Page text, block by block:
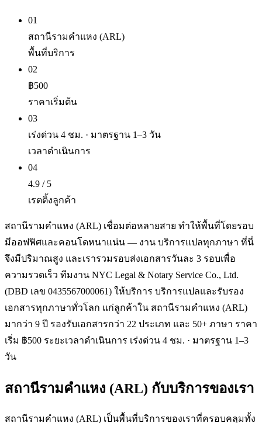
01
สถานีรามคำแหง (ARL)
พื้นที่บริการ
02
฿500
ราคาเริ่มต้น
03
เร่งด่วน 4 ชม. · มาตรฐาน 1–3 วัน
เวลาดำเนินการ
04
4.9 / 5
เรตติ้งลูกค้า
สถานีรามคำแหง (ARL) เชื่อมต่อหลายสาย ทำให้พื้นที่โดยรอบ
มีออฟฟิศและคอนโดหนาแน่น — งาน บริการแปลทุกภาษา ที่นี่
จึงมีปริมาณสูง และเรารวมรอบส่งเอกสารวันละ 3 รอบเพื่อ
ความรวดเร็ว ทีมงาน NYC Legal & Notary Service Co., Ltd.
(DBD เลข 0435567000061) ให้บริการ บริการแปลและรับรอง
เอกสารทุกภาษาทั่วโลก แก่ลูกค้าใน สถานีรามคำแหง (ARL)
มากว่า 9 ปี รองรับเอกสารกว่า 22 ประเภท และ 50+ ภาษา ราคา
เริ่ม ฿500 ระยะเวลาดำเนินการ เร่งด่วน 4 ชม. · มาตรฐาน 1–3
วัน
สถานีรามคำแหง (ARL) กับบริการของเรา
สถานีรามคำแหง (ARL) เป็นพื้นที่บริการของเราที่ครอบคลุมทั้ง